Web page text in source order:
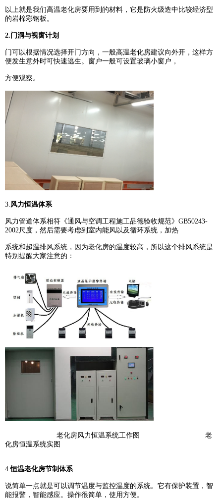
以上就是我们高温老化房要用到的材料，它是防火级造中比较经济型
的岩棉彩钢板。
2.门洞与视窗计划
门可以根据情况选择开门方向，一般高温老化房建议向外开，这样方
便发生意外时可快速逃生。窗户一般可设置玻璃小窗户，
方便观察。
3. 风力恒温体系
风力管道体系相符《通风与空调工程施工品德验收规范》GB50243-
2002尺度，然后需要考虑到室内能风以及循环系统，加热
系统和超温排风系统，因为老化房的温度较高，所以这个排风系统是
特别提醒大家注意的：
老化房风力恒温系统工作图 老
化房恒温系统实图
4.恒温老化房节制体系
说简单一点就是可以调节温度与监控温度的系统。它有保护装置，智
能报警，智能感应。操作很简单，使用方便。